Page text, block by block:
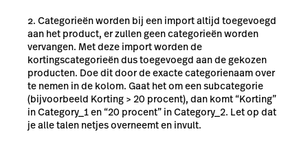
Categorieën worden bij een import altijd toegevoegd
aan het product, er zullen geen categorieën worden
vervangen. Met deze import worden de
kortingscategorieën dus toegevoegd aan de gekozen
producten. Doe dit door de exacte categorienaam over
te nemen in de kolom. Gaat het om een subcategorie
(bijvoorbeeld Korting > 20 procent), dan komt “Korting”
in Category_1 en “20 procent” in Category_2. Let op dat
je alle talen netjes overneemt en invult.